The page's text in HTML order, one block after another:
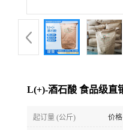
L(+)-酒石酸 食品级直
起订量 (公斤) 价格